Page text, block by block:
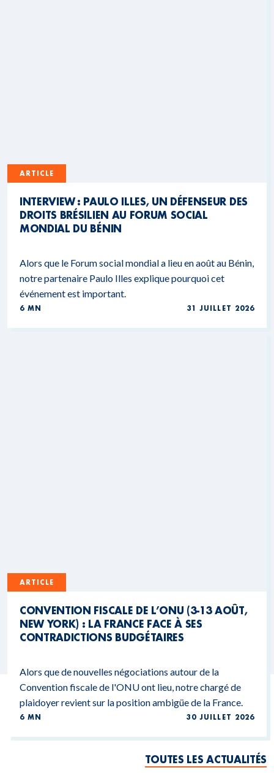
ARTICLE
INTERVIEW : PAULO ILLES, UN DÉFENSEUR DES
DROITS BRÉSILIEN AU FORUM SOCIAL
MONDIAL DU BÉNIN
Alors que le Forum social mondial a lieu en août au Bénin,
notre partenaire Paulo Illes explique pourquoi cet
événement est important.
6 MN 31 JUILLET 2026
ARTICLE
CONVENTION FISCALE DE L’ONU (3-13 AOÛT,
NEW YORK) : LA FRANCE FACE À SES
CONTRADICTIONS BUDGÉTAIRES
Alors que de nouvelles négociations autour de la
Convention fiscale de l'ONU ont lieu, notre chargé de
plaidoyer revient sur la position ambigüe de la France.
6 MN 30 JUILLET 2026
TOUTES LES ACTUALITÉS